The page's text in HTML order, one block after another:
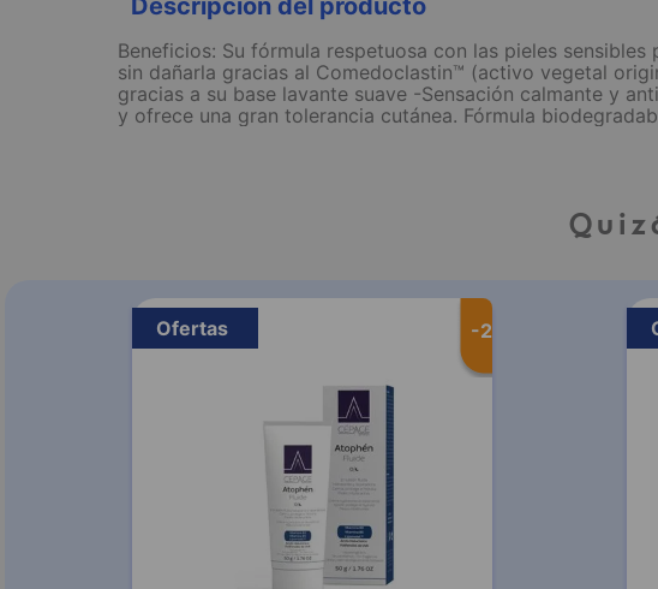
Descripción del producto
Beneficios: Su fórmula respetuosa con las pieles
sin dañarla gracias al Comedoclastin™ (activo vegetal
gracias a su base lavante suave -Sensación calmante y
y ofrece una gran tolerancia cutánea. Fórmula
-20 %
Ofertas